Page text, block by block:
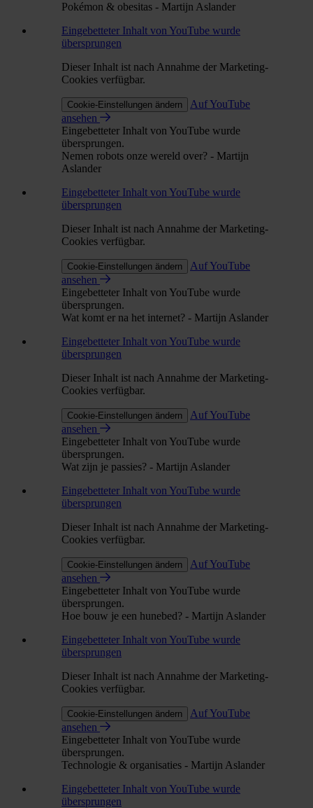
Pokémon & obesitas - Martijn Aslander
Eingebetteter Inhalt von YouTube wurde
übersprungen
Dieser Inhalt ist nach Annahme der Marketing-
Cookies verfügbar.
Cookie-Einstellungen ändern
Auf YouTube
ansehen
Eingebetteter Inhalt von YouTube wurde
übersprungen.
Nemen robots onze wereld over? - Martijn
Aslander
Eingebetteter Inhalt von YouTube wurde
übersprungen
Dieser Inhalt ist nach Annahme der Marketing-
Cookies verfügbar.
Cookie-Einstellungen ändern
Auf YouTube
ansehen
Eingebetteter Inhalt von YouTube wurde
übersprungen.
Wat komt er na het internet? - Martijn Aslander
Eingebetteter Inhalt von YouTube wurde
übersprungen
Dieser Inhalt ist nach Annahme der Marketing-
Cookies verfügbar.
Cookie-Einstellungen ändern
Auf YouTube
ansehen
Eingebetteter Inhalt von YouTube wurde
übersprungen.
Wat zijn je passies? - Martijn Aslander
Eingebetteter Inhalt von YouTube wurde
übersprungen
Dieser Inhalt ist nach Annahme der Marketing-
Cookies verfügbar.
Cookie-Einstellungen ändern
Auf YouTube
ansehen
Eingebetteter Inhalt von YouTube wurde
übersprungen.
Hoe bouw je een hunebed? - Martijn Aslander
Eingebetteter Inhalt von YouTube wurde
übersprungen
Dieser Inhalt ist nach Annahme der Marketing-
Cookies verfügbar.
Cookie-Einstellungen ändern
Auf YouTube
ansehen
Eingebetteter Inhalt von YouTube wurde
übersprungen.
Technologie & organisaties - Martijn Aslander
Eingebetteter Inhalt von YouTube wurde
übersprungen